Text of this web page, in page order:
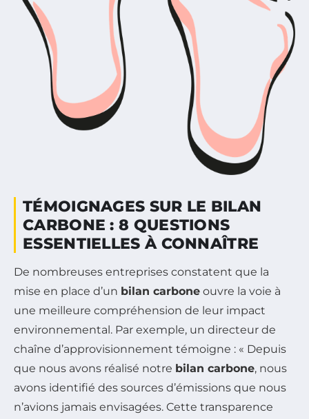
TÉMOIGNAGES SUR LE BILAN
CARBONE : 8 QUESTIONS
ESSENTIELLES À CONNAÎTRE
De nombreuses entreprises constatent que la
mise en place d’un bilan carbone ouvre la voie à
une meilleure compréhension de leur impact
environnemental. Par exemple, un directeur de
chaîne d’approvisionnement témoigne : « Depuis
que nous avons réalisé notre bilan carbone, nous
avons identifié des sources d’émissions que nous
n’avions jamais envisagées. Cette transparence